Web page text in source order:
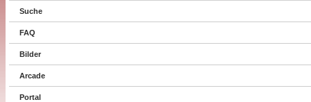
Suche
FAQ
Bilder
Arcade
Portal